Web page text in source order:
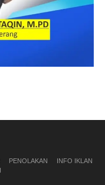
PENOLAKAN
INFO IKLAN